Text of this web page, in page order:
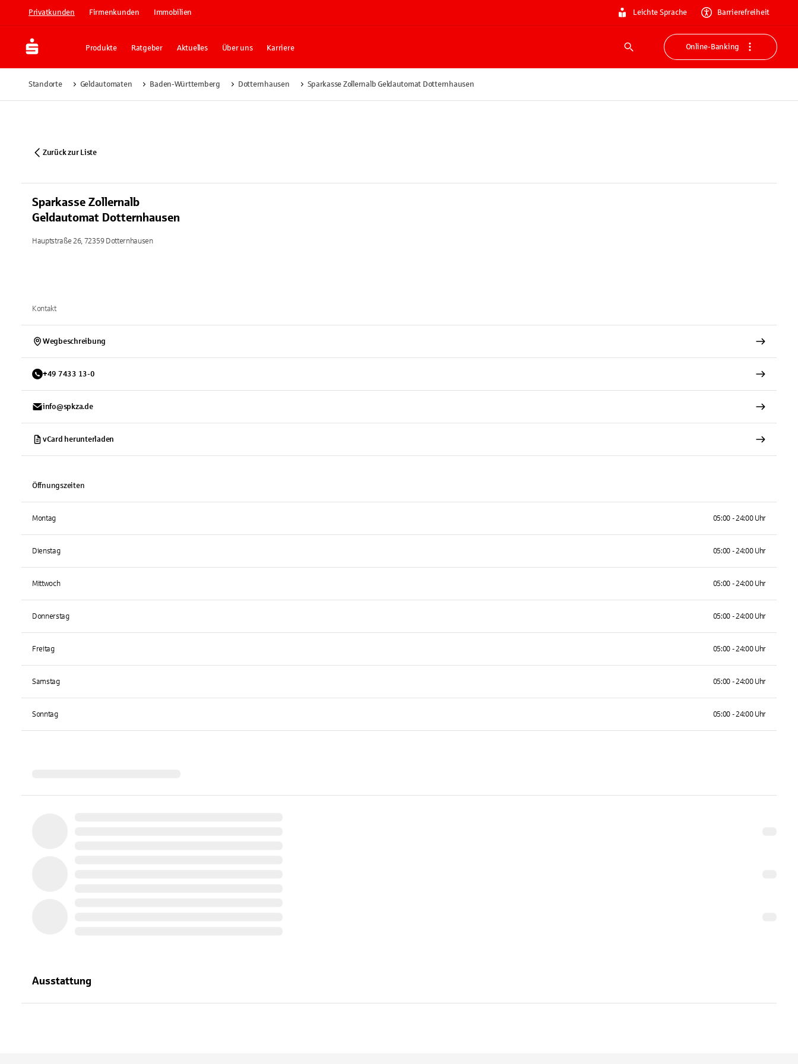
Privatkunden Firmenkunden Immobilien Leichte Sprache Barrierefreiheit
Produkte Ratgeber Aktuelles Über uns Karriere
Suche
Online-Banking
Standorte Geldautomaten Baden-Württemberg Dotternhausen Sparkasse Zollernalb Geldautomat Dotternhausen
Zurück zur Liste
Sparkasse Zollernalb
Geldautomat Dotternhausen
Hauptstraße 26, 72359 Dotternhausen
Kontakt
Wegbeschreibung
+49 7433 13-0
info@spkza.de
vCard herunterladen
Öffnungszeiten
Montag 05:00 - 24:00 Uhr
Dienstag 05:00 - 24:00 Uhr
Mittwoch 05:00 - 24:00 Uhr
Donnerstag 05:00 - 24:00 Uhr
Freitag 05:00 - 24:00 Uhr
Samstag 05:00 - 24:00 Uhr
Sonntag 05:00 - 24:00 Uhr
Ausstattung